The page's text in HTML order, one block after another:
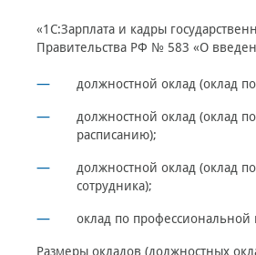
«1С:Зарплата и кадры
Правительства РФ № 583 «О
должностной оклад (оклад
должностной оклад (оклад
расписанию);
должностной оклад (оклад
сотрудника);
оклад по
Размеры окладов (должностных